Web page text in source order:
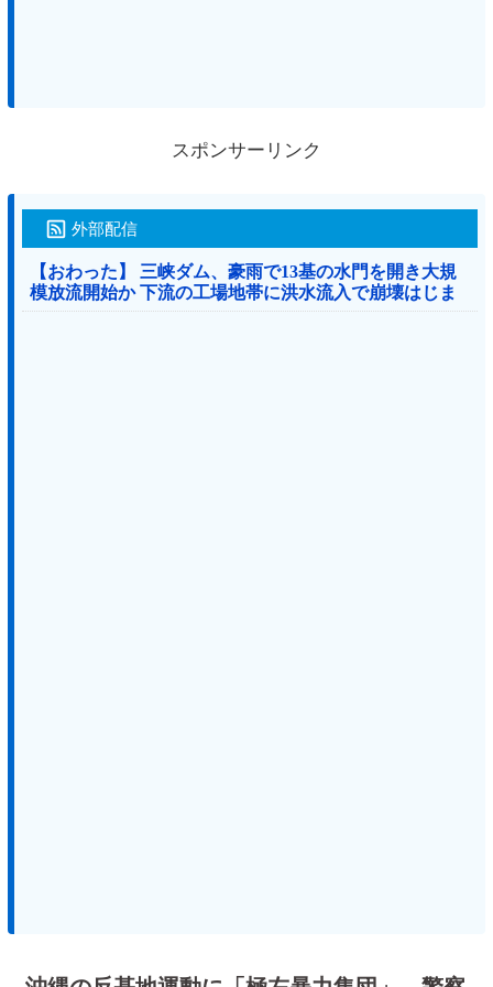
スポンサーリンク
外部配信
【おわった】 三峡ダム、豪雨で13基の水門を開き大規
模放流開始か 下流の工場地帯に洪水流入で崩壊はじま
る